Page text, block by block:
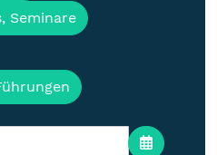
Seminare